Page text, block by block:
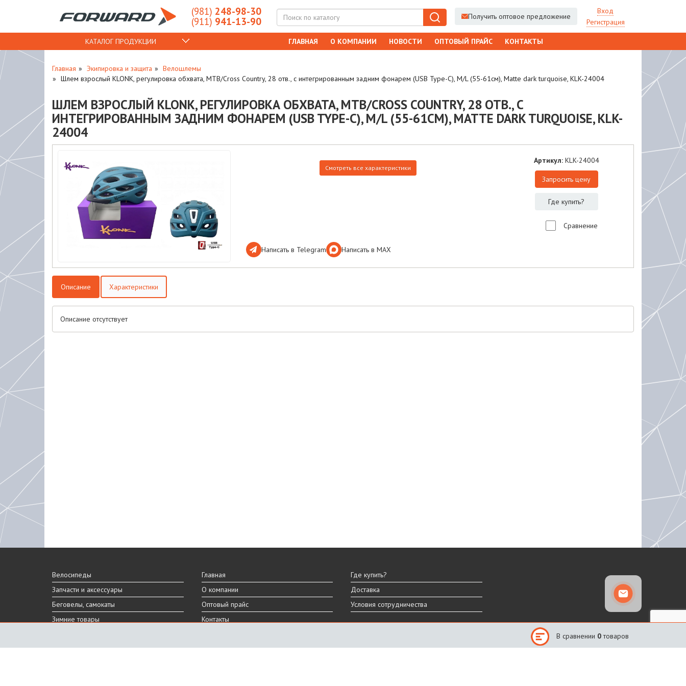
(981) 248-98-30
(911) 941-13-90 Получить оптовое предложение
Вход
Регистрация
КАТАЛОГ ПРОДУКЦИИ ГЛАВНАЯ О КОМПАНИИ НОВОСТИ ОПТОВЫЙ ПРАЙС КОНТАКТЫ
Главная Экипировка и защита
Велошлемы
Шлем взрослый KLONK, регулировка обхвата, MTB/Cross Country, 28 отв., с интегрированным задним фонарем (USB Type-C), M/L (55-61см), Matte dark turquoise, KLK-24004
ШЛЕМ ВЗРОСЛЫЙ KLONK, РЕГУЛИРОВКА ОБХВАТА, MTB/CROSS COUNTRY, 28 ОТВ., С
ИНТЕГРИРОВАННЫМ ЗАДНИМ ФОНАРЕМ (USB TYPE-C), M/L (55-61СМ), MATTE DARK TURQUOISE, KLK-
24004
Смотреть все характеристики
Написать в Telegram Написать в МАХ
Артикул: KLK-24004
Запросить цену
Где купить?
Сравнение
Описание Характеристики
Описание отсутствует
Велосипеды
Запчасти и аксессуары
Беговелы, самокаты
Зимние товары
Главная
О компании
Оптовый прайс
Контакты
Где купить?
Доставка
Условия сотрудничества
В сравнении 0 товаров